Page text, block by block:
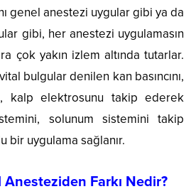
genel anestezi uygular gibi ya da
gibi, her anestezi uygulamasın
çok yakın izlem altında tutarlar.
bulgular denilen kan basıncını,
kalp elektrosunu takip ederek
solunum sistemini takip
uygulama sağlanır.
Farkı Nedir?
ve dış
etkenlere
fazla
maruz...
için
bol...